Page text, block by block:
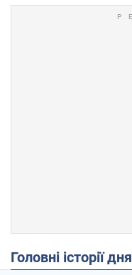
Головні історії дня